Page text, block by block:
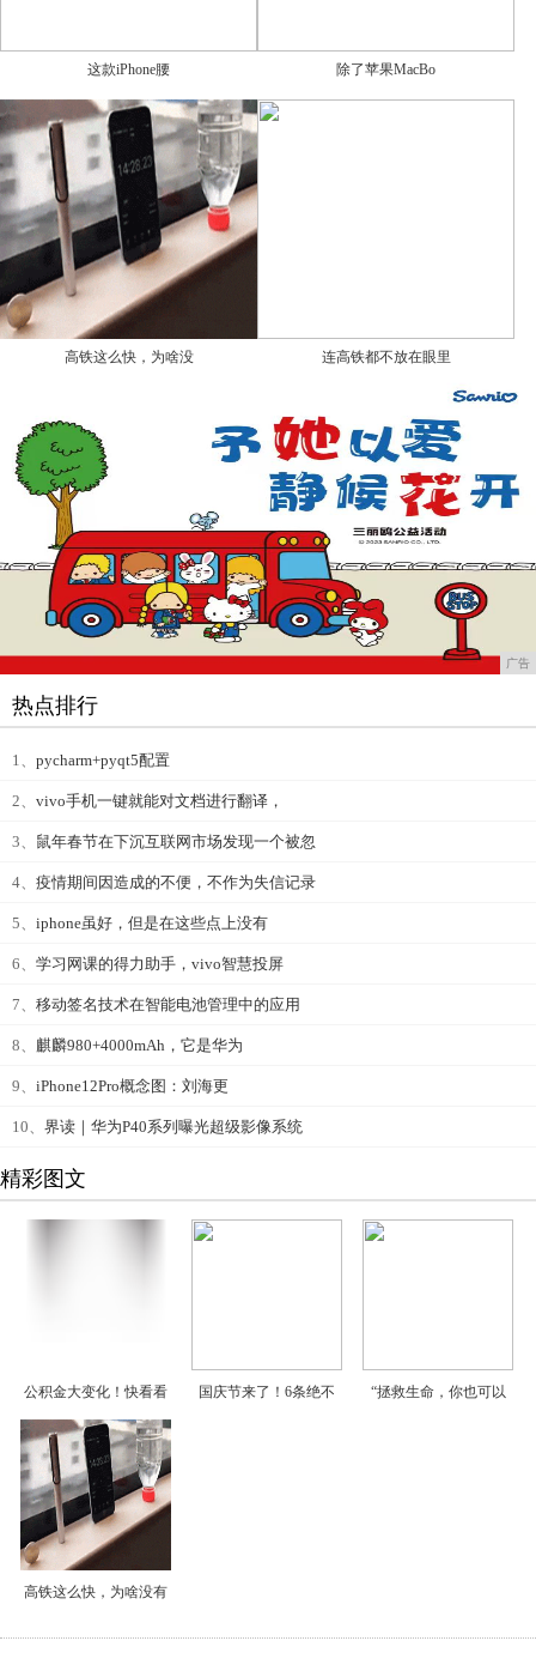
这款iPhone腰 除了苹果MacBo
高铁这么快，为啥没 连高铁都不放在眼里
广告
热点排行
1、 pycharm+pyqt5配置
2、 vivo手机一键就能对文档进行翻译，
3、 鼠年春节在下沉互联网市场发现一个被忽
4、 疫情期间因造成的不便，不作为失信记录
5、 iphone虽好，但是在这些点上没有
6、 学习网课的得力助手，vivo智慧投屏
7、 移动签名技术在智能电池管理中的应用
8、 麒麟980+4000mAh，它是华为
9、 iPhone12Pro概念图：刘海更
10、 界读｜华为P40系列曝光超级影像系统
精彩图文
公积金大变化！快看看 国庆节来了！6条绝不 “拯救生命，你也可以
高铁这么快，为啥没有